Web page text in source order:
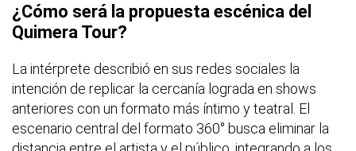
¿Cómo será la propuesta escénica del
Quimera Tour?
La intérprete describió en sus redes sociales la
intención de replicar la cercanía lograda en shows
anteriores con un formato más íntimo y teatral. El
escenario central del formato 360° busca eliminar la